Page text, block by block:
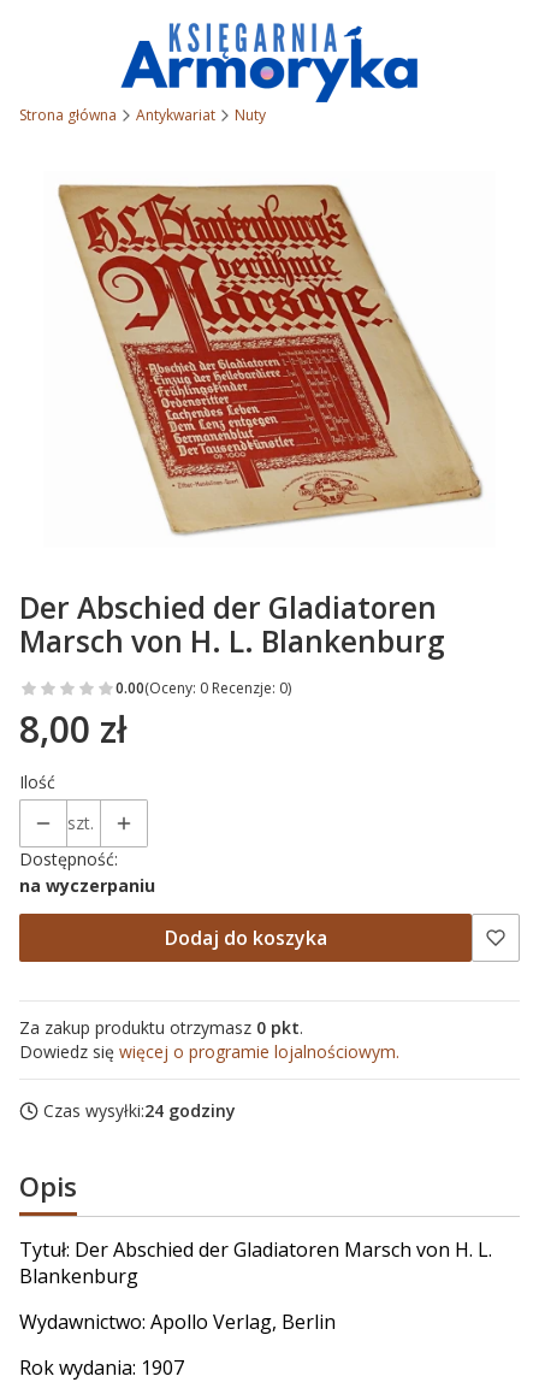
Strona główna Antykwariat Nuty
Der Abschied der Gladiatoren
Marsch von H. L. Blankenburg
0.00(Oceny: 0 Recenzje: 0)
Cena
8,00 zł
Ilość
szt.
Dostępność:
na wyczerpaniu
Dodaj do koszyka
Za zakup produktu otrzymasz 0 pkt.
Dowiedz się więcej o programie lojalnościowym.
Czas wysyłki:24 godziny
Opis
Tytuł: Der Abschied der Gladiatoren Marsch von H. L.
Blankenburg
Wydawnictwo: Apollo Verlag, Berlin
Rok wydania: 1907